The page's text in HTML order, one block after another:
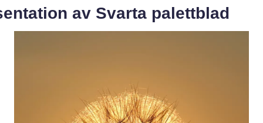
av Svarta palettblad